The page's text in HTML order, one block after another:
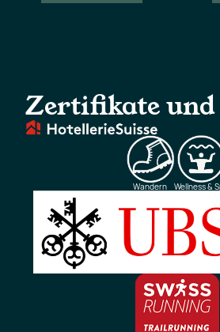
Zertifikate
Wandern Wellness &